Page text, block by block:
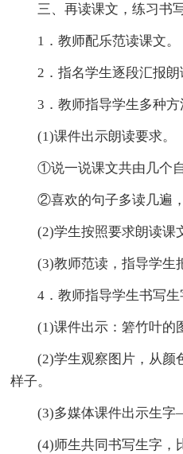
三、再读课文，练习书
1．教师配乐范读课文。
2．指名学生逐段汇报朗
3．教师指导学生多种方
(1)课件出示朗读要求。
①说一说课文共由几个
②喜欢的句子多读几遍
(2)学生按照要求朗读课
(3)教师范读，指导学生
4．教师指导学生书写
(1)课件出示：箬竹叶的
(2)学生观察图片，从颜
样子。
(3)多媒体课件出示生
(4)师生共同书写生字，